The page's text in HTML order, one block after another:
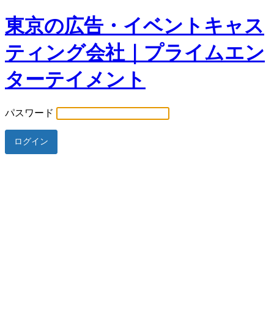
東京の広告・イベントキャス
ティング会社｜プライムエン
ターテイメント
パスワード